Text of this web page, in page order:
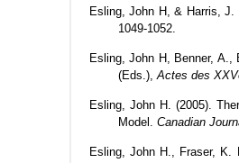
Esling, John H, & Harris,
1049-1052.
Esling, John H, Benner,
(Eds.), Actes des
Esling, John H. (2005).
Model. Canadian
Esling, John H., Fraser, K.